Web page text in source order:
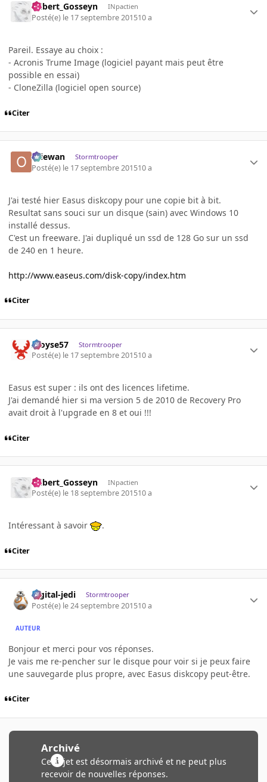
Gilbert_Gosseyn INpactien
Posté(e) le 17 septembre 201510 a
Pareil. Essaye au choix :
- Acronis Trume Image (logiciel payant mais peut être
possible en essai)
- CloneZilla (logiciel open source)
Citer
Oliewan Stormtrooper
Posté(e) le 17 septembre 201510 a
J'ai testé hier Easus diskcopy pour une copie bit à bit.
Resultat sans souci sur un disque (sain) avec Windows 10
installé dessus.
C'est un freeware. J'ai dupliqué un ssd de 128 Go sur un ssd
de 240 en 1 heure.
http://www.easeus.com/disk-copy/index.htm
Citer
Aloyse57 Stormtrooper
Posté(e) le 17 septembre 201510 a
Easus est super : ils ont des licences lifetime.
J'ai demandé hier si ma version 5 de 2010 de Recovery Pro
avait droit à l'upgrade en 8 et oui !!!
Citer
Gilbert_Gosseyn INpactien
Posté(e) le 18 septembre 201510 a
Intéressant à savoir .
Citer
digital-jedi Stormtrooper
Posté(e) le 24 septembre 201510 a
AUTEUR
Bonjour et merci pour vos réponses.
Je vais me re-pencher sur le disque pour voir si je peux faire
une sauvegarde plus propre, avec Easus diskcopy peut-être.
Citer
Archivé
Ce sujet est désormais archivé et ne peut plus
recevoir de nouvelles réponses.